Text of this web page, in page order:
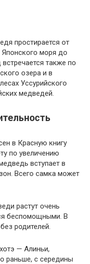
простирается от
моря до
также по
озера и в
Уссурийского
медведей.
в Красную книгу
по увеличению
вступает в
Всего самка может
растут очень
беспомощными. В
родителей.
— Алиньи,
раньше, с середины